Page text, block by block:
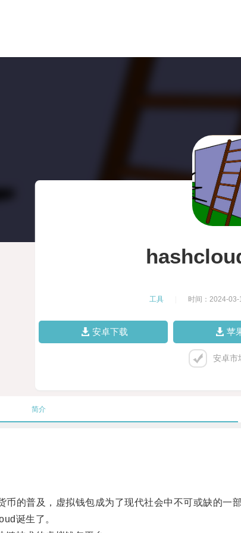
工具 时间：2024-03-
安卓下载 苹
安卓市
简介
的普及，虚拟钱包成为了现代社会中不可或缺的一部
诞生了。